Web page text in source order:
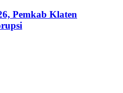
Pemkab Klaten